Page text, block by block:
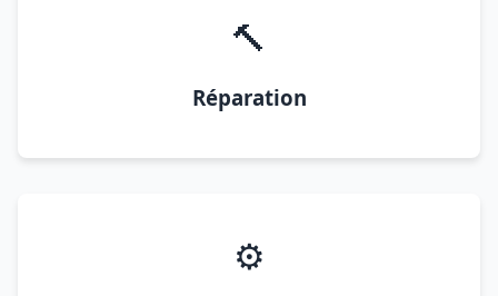
🔨
Réparation
⚙️